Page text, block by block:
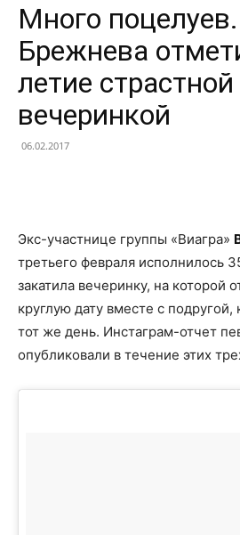
Много
Брежнева
летие страстной
вечеринкой
06.02.2017
Экс-участнице группы «Виагра»
третьего февраля исполнилось
закатила вечеринку, на которой
круглую дату вместе с подругой,
тот же день. Инстаграм-отчет
опубликовали в течение этих